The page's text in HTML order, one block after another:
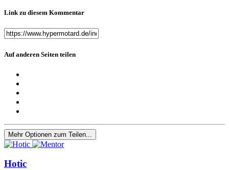
Link zu diesem Kommentar
Auf anderen Seiten teilen
Mehr Optionen zum Teilen...
Hotic